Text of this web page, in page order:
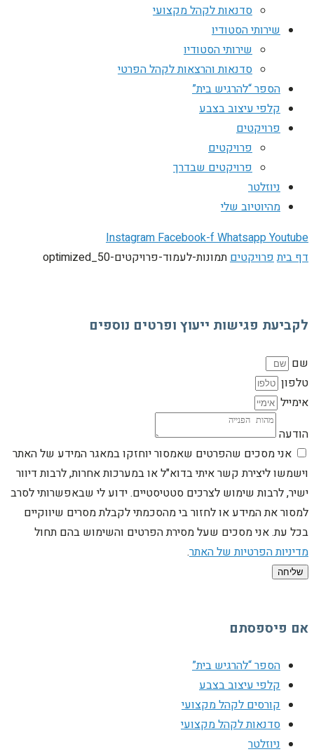
סדנאות לקהל מקצועי
שירותי הסטודיו
שירותי הסטודיו
סדנאות והרצאות לקהל הפרטי
הספר “להרגיש בית”
קלפי עיצוב בצבע
פרויקטים
פרויקטים
פרויקטים שבדרך
ניוזלטר
מהיוטיוב שלי
InstagramFacebook-fWhatsappYoutube
דף ביתפרויקטיםתמונות-לעמוד-פרויקטים-50_optimized
לקביעת פגישות ייעוץ ופרטים נוספים
שם
טלפון
אימייל
הודעה
אני מסכים שהפרטים שאמסור יוחזקו במאגר המידע של האתר
וישמשו ליצירת קשר איתי בדוא"ל או במערכות אחרות, לרבות דיוור
ישיר, לרבות שימוש לצרכים סטטיסטיים. ידוע לי שבאפשרותי לסרב
למסור את המידע או לחזור בי מהסכמתי לקבלת מסרים שיווקיים
בכל עת. אני מסכים שעל מסירת הפרטים והשימוש בהם תחול
מדיניות הפרטיות של האתר.
שליחה
אם פיספסתם
הספר “להרגיש בית”
קלפי עיצוב בצבע
קורסים לקהל מקצועי
סדנאות לקהל מקצועי
ניוזלטר